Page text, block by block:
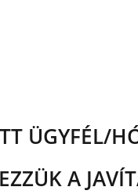
ÜGYFÉL/
A